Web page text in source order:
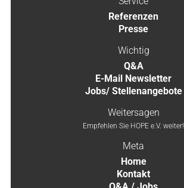
Referenzen
Presse
Wichtig
Q&A
E-Mail Newsletter
Jobs/ Stellenangebote
Weitersagen
Empfehlen Sie HOPE e.V. weiter!
Meta
Home
Kontakt